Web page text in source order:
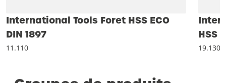
International Tools Foret HSS ECO
DIN 1897
11.110
HSS
19.130